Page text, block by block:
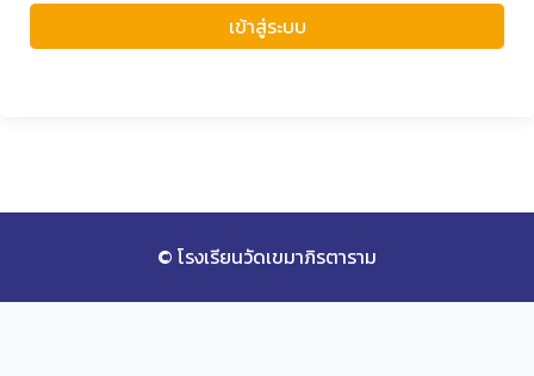
เข้าสู่ระบบ
© โรงเรียนวัดเขมาภิรตาราม